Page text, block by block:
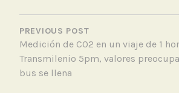
NAVEGACIÓN
DE
ENTRADAS
PREVIOUS POST
Medición de CO2 en un viaje de 1
Transmilenio 5pm, valores
bus se llena